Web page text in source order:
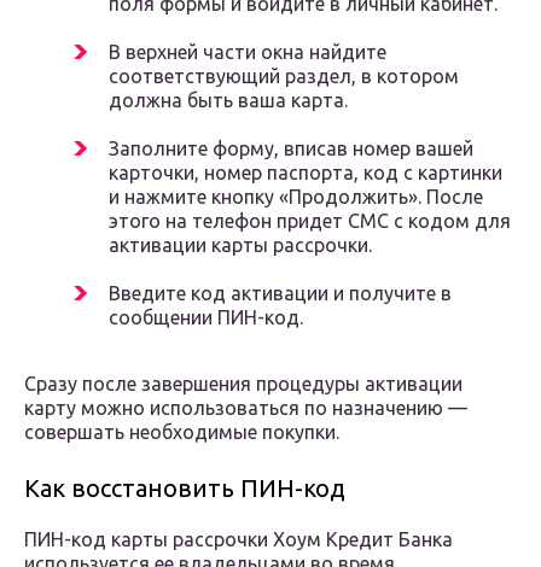
В верхней части окна найдите
соответствующий раздел, в котором
должна быть ваша карта.
Заполните форму, вписав номер вашей
карточки, номер паспорта, код с картинки
и нажмите кнопку «Продолжить». После
этого на телефон придет СМС с кодом для
активации карты рассрочки.
Введите код активации и получите в
сообщении ПИН-код.
Сразу после завершения процедуры активации
карту можно использоваться по назначению —
совершать необходимые покупки.
Как восстановить ПИН-код
ПИН-код карты рассрочки Хоум Кредит Банка